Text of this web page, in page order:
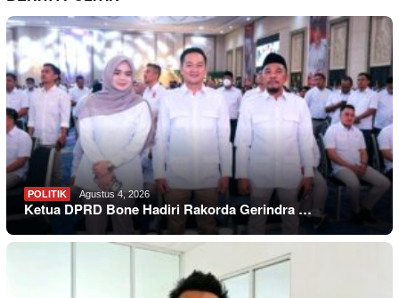
POLITIK Agustus 4, 2026
Ketua DPRD Bone Hadiri Rakorda Gerindra …